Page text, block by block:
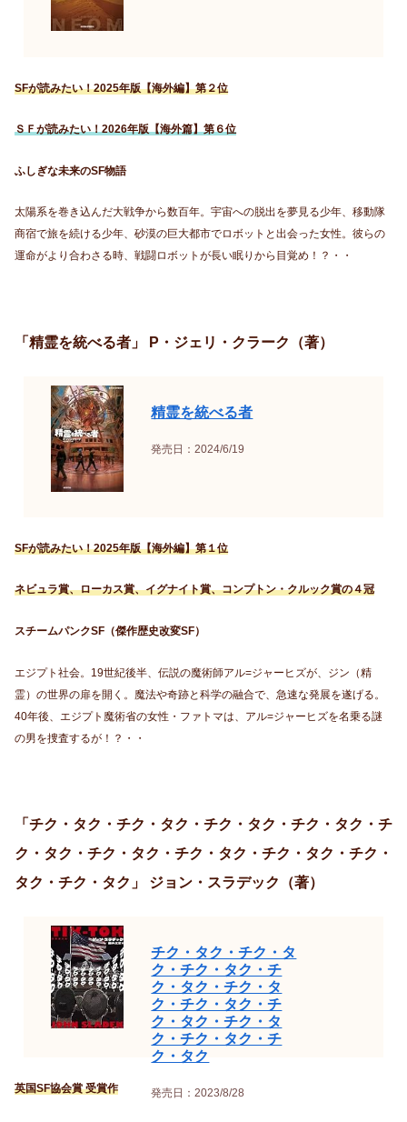
SFが読みたい！2025年版【海外編】第２位
ＳＦが読みたい！2026年版【海外篇】第６位
ふしぎな未来のSF物語
太陽系を巻き込んだ大戦争から数百年。宇宙への脱出を夢見る少年、移動隊
商宿で旅を続ける少年、砂漠の巨大都市でロボットと出会った女性。彼らの
運命がより合わさる時、戦闘ロボットが長い眠りから目覚め！？・・
「精霊を統べる者」 P・ジェリ・クラーク（著）
精霊を統べる者
発売日：2024/6/19
SFが読みたい！2025年版【海外編】第１位
ネビュラ賞、ローカス賞、イグナイト賞、コンプトン・クルック賞の４冠
スチームパンクSF（傑作歴史改変SF）
エジプト社会。19世紀後半、伝説の魔術師アル=ジャーヒズが、ジン（精
霊）の世界の扉を開く。魔法や奇跡と科学の融合で、急速な発展を遂げる。
40年後、エジプト魔術省の女性・ファトマは、アル=ジャーヒズを名乗る謎
の男を捜査するが！？・・
「チク・タク・チク・タク・チク・タク・チク・タク・チ
ク・タク・チク・タク・チク・タク・チク・タク・チク・
タク・チク・タク」 ジョン・スラデック（著）
チク・タク・チク・タ
ク・チク・タク・チ
ク・タク・チク・タ
ク・チク・タク・チ
ク・タク・チク・タ
ク・チク・タク・チ
ク・タク
発売日：2023/8/28
英国SF協会賞 受賞作